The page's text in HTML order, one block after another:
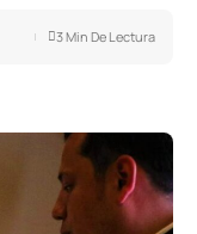
3 Min De Lectura